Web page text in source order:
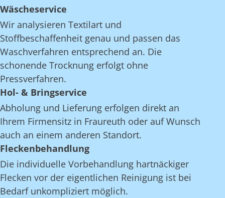
Wäscheservice
Wir analysieren Textilart und
Stoffbeschaffenheit genau und passen das
Waschverfahren entsprechend an. Die
schonende Trocknung erfolgt ohne
Pressverfahren.
Hol- & Bringservice
Abholung und Lieferung erfolgen direkt an
Ihrem Firmensitz in Fraureuth oder auf Wunsch
auch an einem anderen Standort.
Fleckenbehandlung
Die individuelle Vorbehandlung hartnäckiger
Flecken vor der eigentlichen Reinigung ist bei
Bedarf unkompliziert möglich.